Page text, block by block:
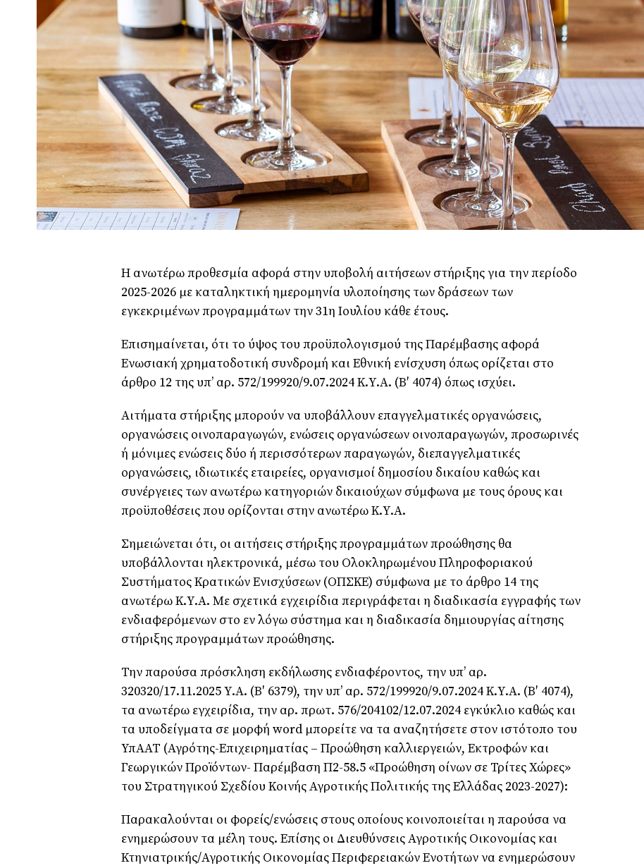
Η ανωτέρω προθεσμία αφορά στην υποβολή αιτήσεων στήριξης για την περίοδο
2025-2026 με καταληκτική ημερομηνία υλοποίησης των δράσεων των
εγκεκριμένων προγραμμάτων την 31η Ιουλίου κάθε έτους.
Επισημαίνεται, ότι το ύψος του προϋπολογισμού της Παρέμβασης αφορά
Ενωσιακή χρηματοδοτική συνδρομή και Εθνική ενίσχυση όπως ορίζεται στο
άρθρο 12 της υπ’ αρ. 572/199920/9.07.2024 Κ.Υ.Α. (Β′ 4074) όπως ισχύει.
Αιτήματα στήριξης μπορούν να υποβάλλουν επαγγελματικές οργανώσεις,
οργανώσεις οινοπαραγωγών, ενώσεις οργανώσεων οινοπαραγωγών, προσωρινές
ή μόνιμες ενώσεις δύο ή περισσότερων παραγωγών, διεπαγγελματικές
οργανώσεις, ιδιωτικές εταιρείες, οργανισμοί δημοσίου δικαίου καθώς και
συνέργειες των ανωτέρω κατηγοριών δικαιούχων σύμφωνα με τους όρους και
προϋποθέσεις που ορίζονται στην ανωτέρω Κ.Υ.Α.
Σημειώνεται ότι, οι αιτήσεις στήριξης προγραμμάτων προώθησης θα
υποβάλλονται ηλεκτρονικά, μέσω του Ολοκληρωμένου Πληροφοριακού
Συστήματος Κρατικών Ενισχύσεων (ΟΠΣΚΕ) σύμφωνα με το άρθρο 14 της
ανωτέρω Κ.Υ.Α. Με σχετικά εγχειρίδια περιγράφεται η διαδικασία εγγραφής των
ενδιαφερόμενων στο εν λόγω σύστημα και η διαδικασία δημιουργίας αίτησης
στήριξης προγραμμάτων προώθησης.
Την παρούσα πρόσκληση εκδήλωσης ενδιαφέροντος, την υπ’ αρ.
320320/17.11.2025 Υ.Α. (Β′ 6379), την υπ’ αρ. 572/199920/9.07.2024 Κ.Υ.Α. (Β′ 4074),
τα ανωτέρω εγχειρίδια, την αρ. πρωτ. 576/204102/12.07.2024 εγκύκλιο καθώς και
τα υποδείγματα σε μορφή word μπορείτε να τα αναζητήσετε στον ιστότοπο του
ΥπΑΑΤ (Αγρότης-Επιχειρηματίας – Προώθηση καλλιεργειών, Εκτροφών και
Γεωργικών Προϊόντων- Παρέμβαση Π2-58.5 «Προώθηση οίνων σε Τρίτες Χώρες»
του Στρατηγικού Σχεδίου Κοινής Αγροτικής Πολιτικής της Ελλάδας 2023-2027):
Παρακαλούνται οι φορείς/ενώσεις στους οποίους κοινοποιείται η παρούσα να
ενημερώσουν τα μέλη τους. Επίσης οι Διευθύνσεις Αγροτικής Οικονομίας και
Κτηνιατρικής/Αγροτικής Οικονομίας Περιφερειακών Ενοτήτων να ενημερώσουν